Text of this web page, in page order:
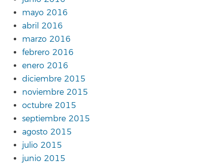
mayo 2016
abril 2016
marzo 2016
febrero 2016
enero 2016
diciembre 2015
noviembre 2015
octubre 2015
septiembre 2015
agosto 2015
julio 2015
junio 2015